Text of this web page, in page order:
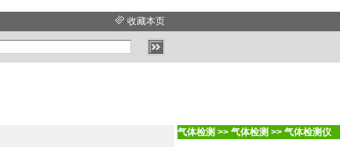
收藏本页
气体检测 >> 气体检测 >> 气体检测仪